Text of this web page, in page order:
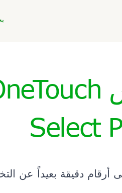
Select
دقيقة بعيداً عن